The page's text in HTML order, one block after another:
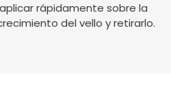
rápidamente sobre la
del vello y retirarlo.